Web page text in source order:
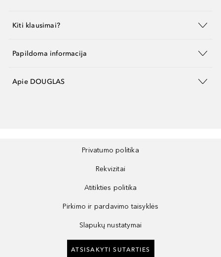
Kiti klausimai?
Papildoma informacija
Apie DOUGLAS
Privatumo politika
Rekvizitai
Atitikties politika
Pirkimo ir pardavimo taisyklės
Slapukų nustatymai
ATSISAKYTI SUTARTIES